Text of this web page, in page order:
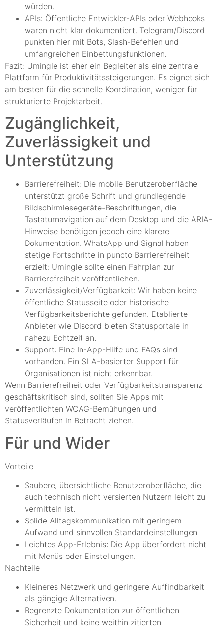
würden.
APIs: Öffentliche Entwickler-APIs oder Webhooks
waren nicht klar dokumentiert. Telegram/Discord
punkten hier mit Bots, Slash-Befehlen und
umfangreichen Einbettungsfunktionen.
Fazit: Umingle ist eher ein Begleiter als eine zentrale
Plattform für Produktivitätssteigerungen. Es eignet sich
am besten für die schnelle Koordination, weniger für
strukturierte Projektarbeit.
Zugänglichkeit,
Zuverlässigkeit und
Unterstützung
Barrierefreiheit: Die mobile Benutzeroberfläche
unterstützt große Schrift und grundlegende
Bildschirmlesegeräte-Beschriftungen, die
Tastaturnavigation auf dem Desktop und die ARIA-
Hinweise benötigen jedoch eine klarere
Dokumentation. WhatsApp und Signal haben
stetige Fortschritte in puncto Barrierefreiheit
erzielt: Umingle sollte einen Fahrplan zur
Barrierefreiheit veröffentlichen.
Zuverlässigkeit/Verfügbarkeit: Wir haben keine
öffentliche Statusseite oder historische
Verfügbarkeitsberichte gefunden. Etablierte
Anbieter wie Discord bieten Statusportale in
nahezu Echtzeit an.
Support: Eine In-App-Hilfe und FAQs sind
vorhanden. Ein SLA-basierter Support für
Organisationen ist nicht erkennbar.
Wenn Barrierefreiheit oder Verfügbarkeitstransparenz
geschäftskritisch sind, sollten Sie Apps mit
veröffentlichten WCAG-Bemühungen und
Statusverläufen in Betracht ziehen.
Für und Wider
Vorteile
Saubere, übersichtliche Benutzeroberfläche, die
auch technisch nicht versierten Nutzern leicht zu
vermitteln ist.
Solide Alltagskommunikation mit geringem
Aufwand und sinnvollen Standardeinstellungen
Leichtes App-Erlebnis: Die App überfordert nicht
mit Menüs oder Einstellungen.
Nachteile
Kleineres Netzwerk und geringere Auffindbarkeit
als gängige Alternativen.
Begrenzte Dokumentation zur öffentlichen
Sicherheit und keine weithin zitierten